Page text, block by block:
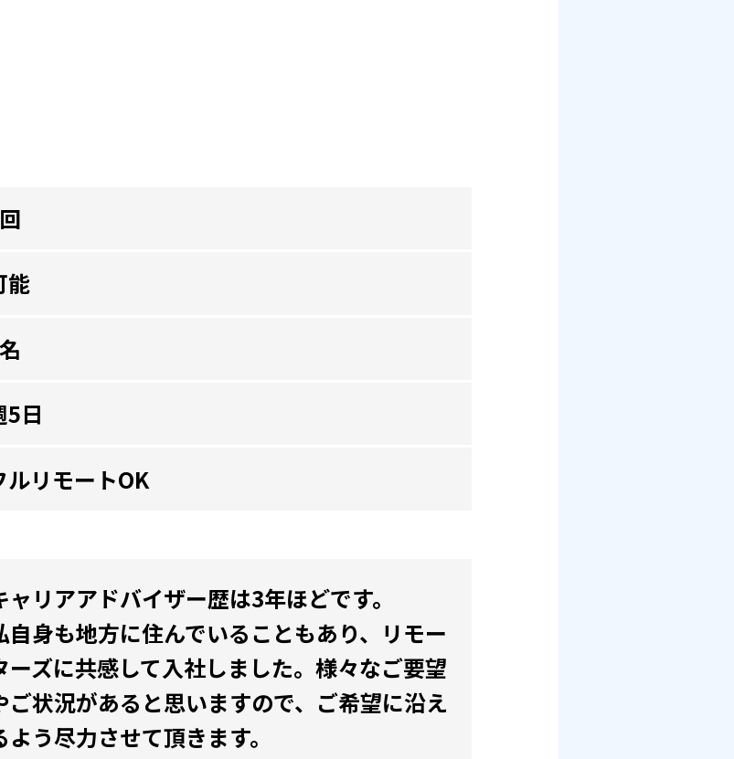
能
5日
ルリモートOK
ャリアアドバイザー歴は3年ほどです。
自身も地方に住んでいることもあり、リモー
ーズに共感して入社しました。様々なご要望
ご状況があると思いますので、ご希望に沿え
よう尽力させて頂きます。